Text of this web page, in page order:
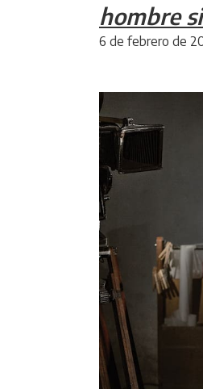
hombre
6 de febrero de